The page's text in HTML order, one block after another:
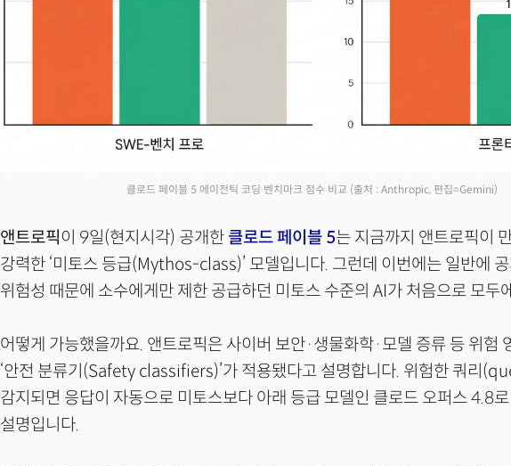
클로드 페이블 5 에이전틱 코딩 벤치마크 점수 비교 (출처 : Anthropic, 편집=Gemini)
앤트로픽이 9일(현지시각) 공개한 클로드 페이블 5는 지금까지 앤트로픽이
강력한 ‘미토스 등급(Mythos-class)’ 모델입니다. 그런데 이번에는 일반에
위험성 때문에 소수에게만 제한 공급하던 미토스 수준의 AI가 처음으로 모두
어떻게 가능했을까요. 앤트로픽은 사이버 보안·생물화학·모델 증류 등 위험
‘안전 분류기(Safety classifiers)’가 적용됐다고 설명합니다. 위험한 쿼리
감지되면 응답이 자동으로 미토스보다 아래 등급 모델인 클로드 오퍼스 4.8
설명입니다.